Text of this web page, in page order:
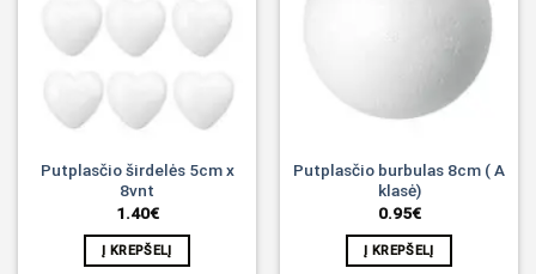
Noriu!
Putplasčio širdelės 5cm x
8vnt
1.40€
Į KREPŠELĮ
Noriu!
Putplasčio burbulas 8cm ( A
klasė)
0.95€
Į KREPŠELĮ